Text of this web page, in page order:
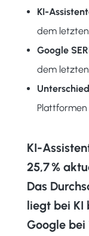
KI-
dem
Google
dem
Unterschied
Plattformen
KI-
25,7 %
Das
liegt bei KI
Google bei